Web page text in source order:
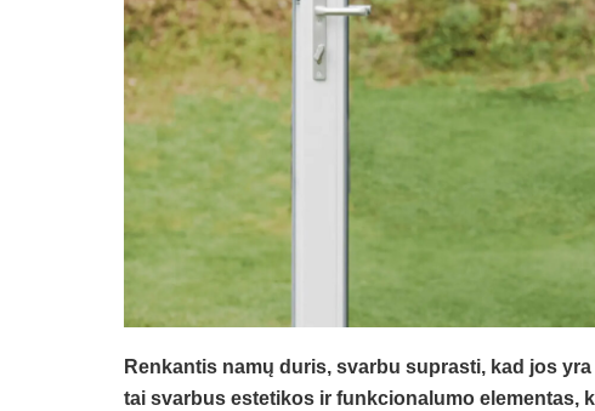
Renkantis namų duris, svarbu suprasti, kad jos
tai svarbus estetikos ir funkcionalumo elementas,